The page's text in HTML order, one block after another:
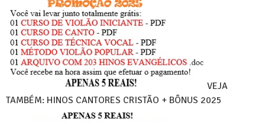
VEJA
TAMBÉM: HINOS CANTORES CRISTÃO + BÔNUS 2025